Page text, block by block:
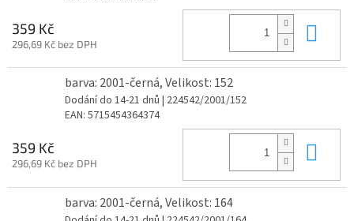
359 Kč
296,69 Kč bez DPH
barva: 2001-černá, Velikost: 152
Dodání do 14-21 dnů | 224542/2001/152
EAN: 5715454364374
359 Kč
296,69 Kč bez DPH
barva: 2001-černá, Velikost: 164